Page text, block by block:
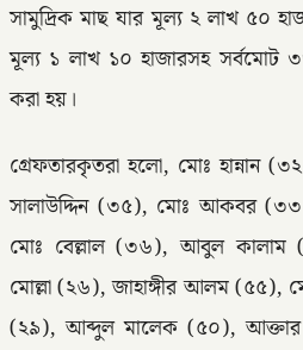
সামুদ্রিক মাছ যার মূল্য ২ লাখ ৫০
মূল্য ১ লাখ ১০ হাজারসহ সর্বমোট
করা হয়।
গ্রেফতারকৃতরা হলো, মোঃ হান্নান
সালাউদ্দিন (৩৫), মোঃ আকবর
মোঃ বেল্লাল (৩৬), আবুল
মোল্লা (২৬), জাহাঙ্গীর আলম (৫৫),
(২৯), আব্দুল মালেক (৫০),